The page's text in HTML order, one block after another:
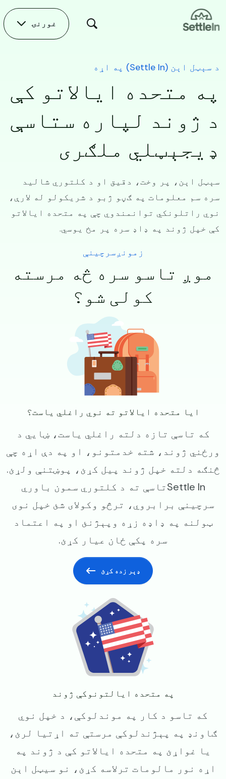
Skip to main content
غورنۍ
د سېټل اېن (Settle In) په اړه
په متحده ایالاتو کې
د ژوند لپاره ستاسې
ډیجېټلي ملګری
سېټل اېن، پر وخت، دقیق او د کلتوري شالید
سره سم معلومات په ګڼو ژبو د شریکولو له لارې،
نوي راتلونکي توانمندوي چې په متحده ایالاتو
کې خپل ژوند په ډاډ سره پر مخ یوسي.
زمونږسرچینې
موږ تاسو سره څه مرسته
کولی شو؟
ایا متحده ایالاتو ته نوي راغلي ياست؟
که تاسې تازه دلته راغلي ياست، ښايي د
ورځني ژوند، شته خدمتونو، او په دې اړه چې
څنګه دلته خپل ژوند پیل کړئ، پوښتنې ولړئ.
Settle Inتاسې ته د کلتوري سمون باوري
سرچينې برابروي، ترڅو وکولای شئ خپل نوی
ټولنه په ډاډه زړه وپېژنئ او په اعتماد
سره پکې ځان عيار کړئ.
ډېر زده کړئ
په متحده ایالتونوکې ژوند
که تاسو د کار په موندلوکې، د خپل نوي
ګاونډ په پېژندلوکې مرستې ته اړتیا لرئ،
یا غواړئ په متحده ایالاتو کې د ژوند په
اړه نور مالومات ترلاسه کړئ، نو سیټل اېن